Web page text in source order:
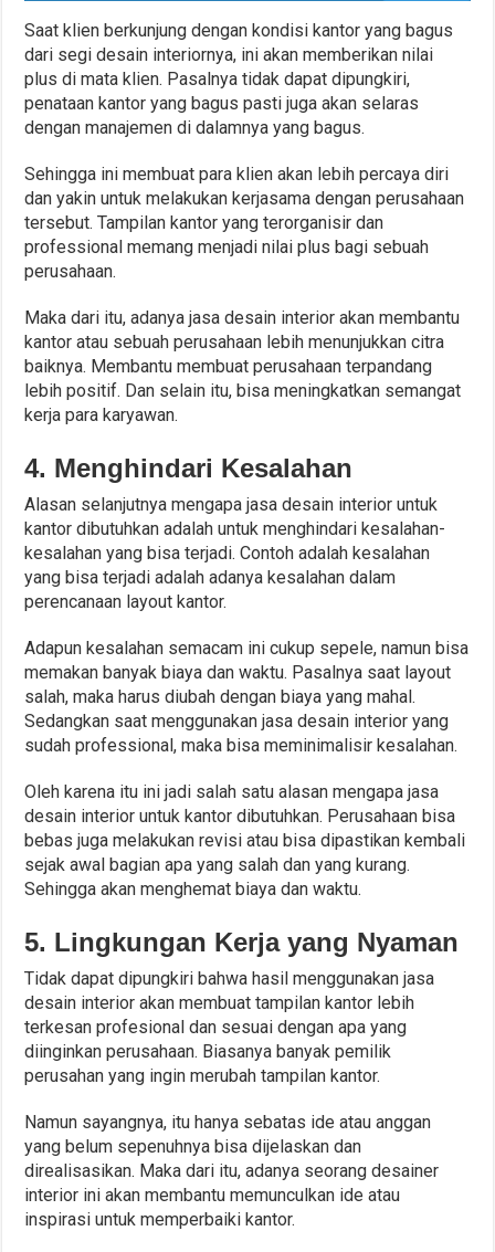
Saat klien berkunjung dengan kondisi kantor yang bagus
dari segi desain interiornya, ini akan memberikan nilai
plus di mata klien. Pasalnya tidak dapat dipungkiri,
penataan kantor yang bagus pasti juga akan selaras
dengan manajemen di dalamnya yang bagus.
Sehingga ini membuat para klien akan lebih percaya diri
dan yakin untuk melakukan kerjasama dengan perusahaan
tersebut. Tampilan kantor yang terorganisir dan
professional memang menjadi nilai plus bagi sebuah
perusahaan.
Maka dari itu, adanya jasa desain interior akan membantu
kantor atau sebuah perusahaan lebih menunjukkan citra
baiknya. Membantu membuat perusahaan terpandang
lebih positif. Dan selain itu, bisa meningkatkan semangat
kerja para karyawan.
4. Menghindari Kesalahan
Alasan selanjutnya mengapa jasa desain interior untuk
kantor dibutuhkan adalah untuk menghindari kesalahan-
kesalahan yang bisa terjadi. Contoh adalah kesalahan
yang bisa terjadi adalah adanya kesalahan dalam
perencanaan layout kantor.
Adapun kesalahan semacam ini cukup sepele, namun bisa
memakan banyak biaya dan waktu. Pasalnya saat layout
salah, maka harus diubah dengan biaya yang mahal.
Sedangkan saat menggunakan jasa desain interior yang
sudah professional, maka bisa meminimalisir kesalahan.
Oleh karena itu ini jadi salah satu alasan mengapa jasa
desain interior untuk kantor dibutuhkan. Perusahaan bisa
bebas juga melakukan revisi atau bisa dipastikan kembali
sejak awal bagian apa yang salah dan yang kurang.
Sehingga akan menghemat biaya dan waktu.
5. Lingkungan Kerja yang Nyaman
Tidak dapat dipungkiri bahwa hasil menggunakan jasa
desain interior akan membuat tampilan kantor lebih
terkesan profesional dan sesuai dengan apa yang
diinginkan perusahaan. Biasanya banyak pemilik
perusahan yang ingin merubah tampilan kantor.
Namun sayangnya, itu hanya sebatas ide atau anggan
yang belum sepenuhnya bisa dijelaskan dan
direalisasikan. Maka dari itu, adanya seorang desainer
interior ini akan membantu memunculkan ide atau
inspirasi untuk memperbaiki kantor.